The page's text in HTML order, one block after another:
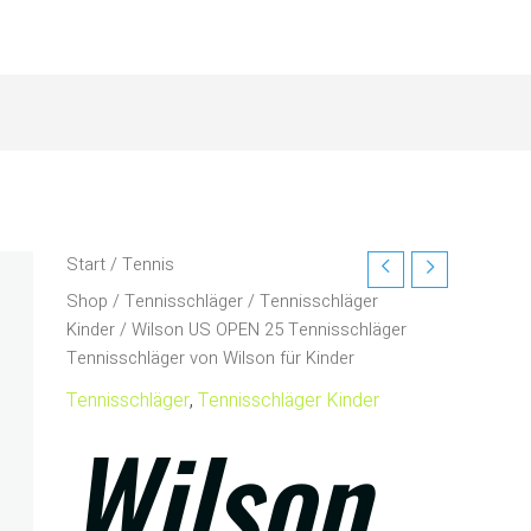
Start/Tennis
Shop /Tennisschläger/Tennisschläger
Kinder/ Wilson US OPEN 25 Tennisschläger
Tennisschläger von Wilson für Kinder
Tennisschläger,Tennisschläger Kinder